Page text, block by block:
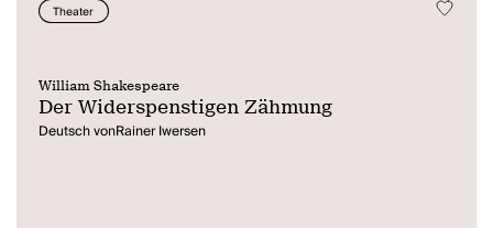
Theater
William Shakespeare
Der Widerspenstigen Zähmung
Deutsch vonRainer Iwersen